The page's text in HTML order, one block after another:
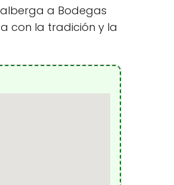
a Bodegas
con la tradición y la